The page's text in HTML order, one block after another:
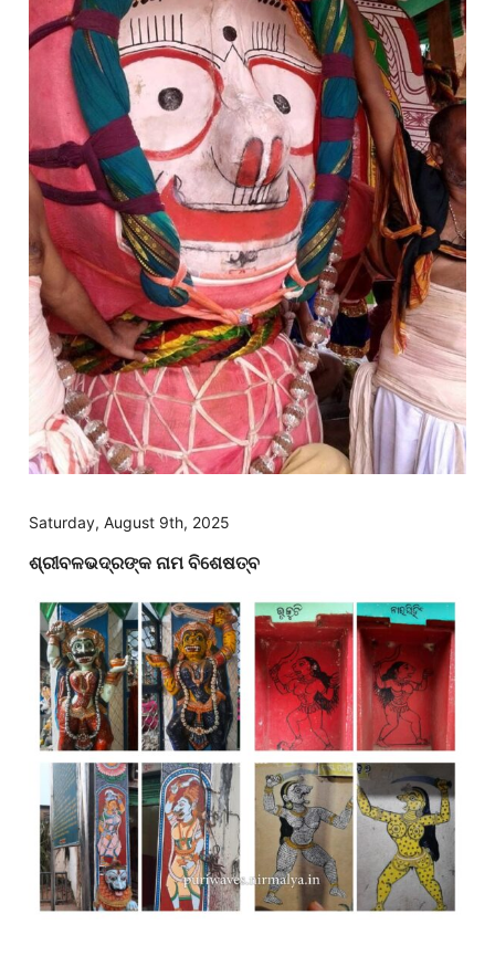
Saturday, August 9th, 2025
ଶ୍ରୀବଳଭଦ୍ରଙ୍କ ନାମ ବିଶେଷତ୍ବ